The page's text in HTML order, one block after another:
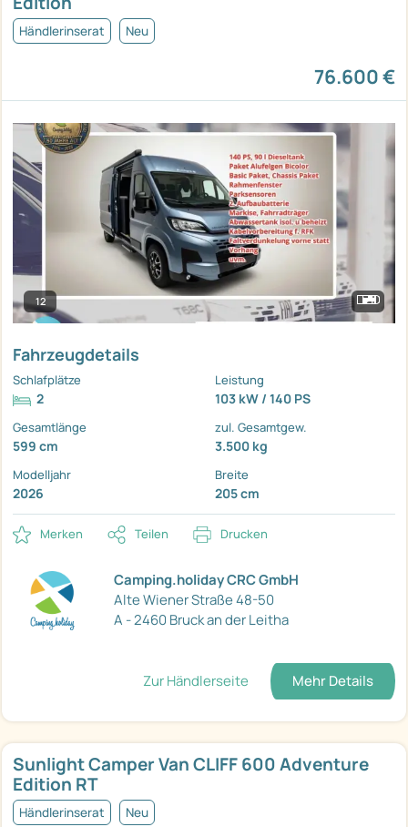
Händlerinserat Neu
76.600 €
12
Fahrzeugdetails
Schlafplätze
2
Leistung
103 kW / 140 PS
Gesamtlänge
599 cm
zul. Gesamtgew.
3.500 kg
Modelljahr
2026
Breite
205 cm
Merken Teilen Drucken
Camping.holiday CRC GmbH
Alte Wiener Straße 48-50
A - 2460 Bruck an der Leitha
Zur Händlerseite Mehr Details
Sunlight Camper Van CLIFF 600 Adventure
Edition RT
Händlerinserat Neu